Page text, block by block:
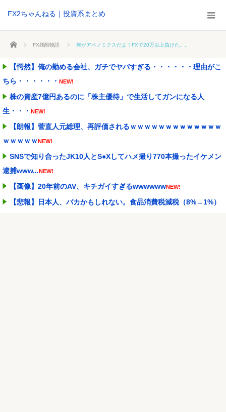
FX2ちゃんねる｜投資系まとめ
ホーム FX残酷物語 何がアベノミクスだよ！FXで20万以上負けた。。
【愕然】俺の勤める会社、ガチでヤバすぎる・・・・・・理由がこ
ちら・・・・・・ NEW!
株の資産7億円あるのに「株主優待」で生活してガンになる人
生・・・ NEW!
【朗報】菅直人元総理、再評価されるｗｗｗｗｗｗｗｗｗｗｗｗｗ
ｗｗｗｗｗNEW!
SNSで知り合ったJK10人とS●Xしてハメ撮り770本撮ったイケメン
逮捕www...NEW!
【画像】20年前のAV、キチガイすぎるwwwwwwNEW!
【悲報】日本人、バカかもしれない。食品消費税減税（8%→1%）